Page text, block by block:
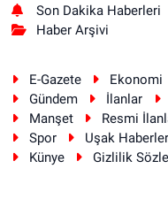
Son Dakika Haberleri
Haber Arşivi
E-Gazete Ekonomi
Gündem
İlanlar
Manşet
Resmi
Spor
Uşak
Künye
Gizlilik